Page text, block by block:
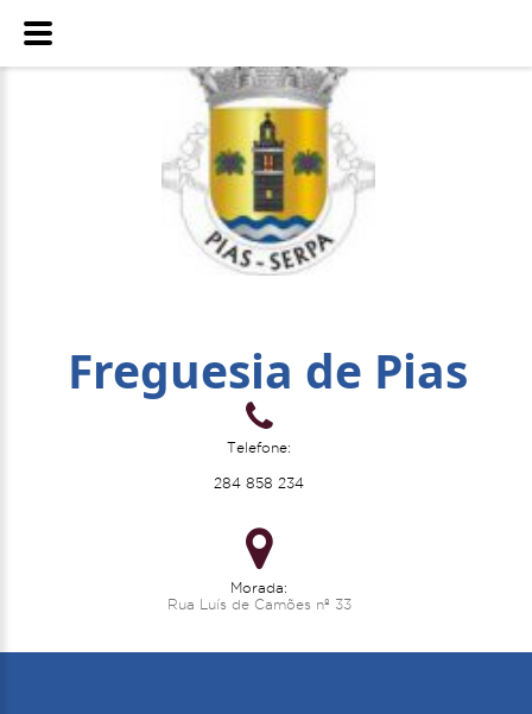
Freguesia de Pias
Telefone:
284 858 234
Morada:
Rua Luís de Camões nº 33